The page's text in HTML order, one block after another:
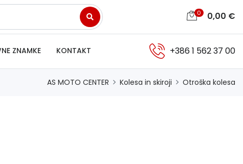
0 0,00 €
ZNAMKE KONTAKT +386 1 562 37 00
AS MOTO CENTER Kolesa in skiroji Otroška kolesa